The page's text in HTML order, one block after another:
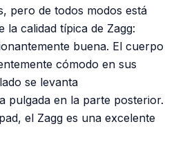
pero de todos modos está
la calidad típica de Zagg:
buena. El cuerpo
cómodo en sus
se levanta
pulgada en la parte posterior.
el Zagg es una excelente